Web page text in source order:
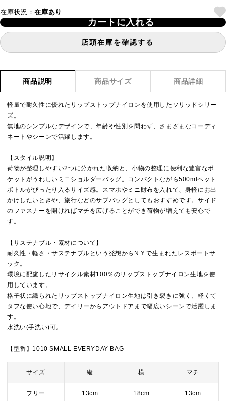
在庫状況：在庫あり
カートに入れる
店頭在庫を確認する
商品説明 商品サイズ 商品詳細
軽量で耐久性に優れたリップストップナイロンを使用したソリッドシリー
ズ。
無地のシンプルなデザインで、年齢や性別を問わず、さまざまなコーディ
ネートやシーンで活躍します。
【スタイル説明】
荷物が整理しやすい2つに分かれた収納と、小物の整理に便利な豊富なポ
ケットがうれしいミニショルダーバッグ。コンパクトながら500mlペット
ボトルがぴったり入るサイズ感。スマホやミニ財布を入れて、身軽にお出
かけしたいときや、旅行などのサブバッグとしてもおすすめです。サイド
のファスナーを開ければマチを広げることができ荷物が増えても安心で
す。
【サステナブル・素材について】
耐久性・軽さ・サステナブルという発想からN.Y.で生まれたレスポートサ
ック。
環境に配慮したリサイクル素材100％のリップストップナイロン生地を使
用しています。
格子状に織られたリップストップナイロン生地は引き裂きに強く、軽くて
タフな使い心地で、デイリーからアウトドアまで幅広いシーンで活躍しま
す。
水洗い(手洗い)可。
【型番】1010 SMALL EVERYDAY BAG
サイズ 縦 横 マチ
フリー 13cm 18cm 13cm